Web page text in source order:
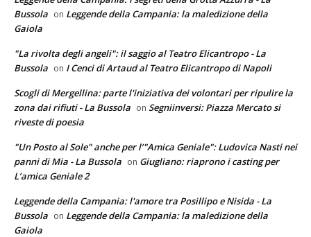
Bussola on Leggende della Campania: la maledizione della
Gaiola
"La rivolta degli angeli": il saggio al Teatro Elicantropo - La
Bussola on I Cenci di Artaud al Teatro Elicantropo di Napoli
Scogli di Mergellina: parte l'iniziativa dei volontari per ripulire la
zona dai rifiuti - La Bussola on Segniinversi: Piazza Mercato si
riveste di poesia
"Un Posto al Sole" anche per l’"Amica Geniale": Ludovica Nasti nei
panni di Mia - La Bussola on Giugliano: riaprono i casting per
L’amica Geniale 2
Leggende della Campania: l'amore tra Posillipo e Nisida - La
Bussola on Leggende della Campania: la maledizione della
Gaiola